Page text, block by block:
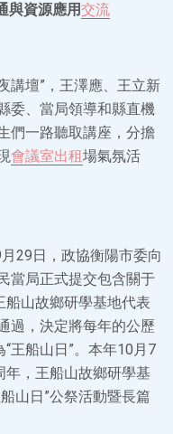
與資源應用交流
講壇”，王澤應、王立新
委、當局領導和縣直機
們一路聽取講座，分擔
會議室出租場氣氛活
29日，政協衡陽市委向
當局正式提交包含關于
船山故鄉研學基地代表
過，決定將每年的公歷
王船山日”。本年10月7
年，王船山故鄉研學基
山日”公祭活動暨長篇